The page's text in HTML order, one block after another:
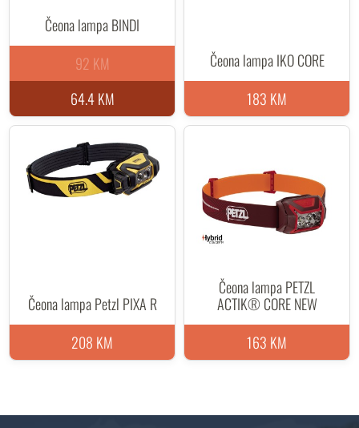
Čeona lampa BINDI
64.4 KM
92 KM
Čeona lampa IKO CORE
183 KM
Čeona lampa Petzl PIXA R
208 KM
Čeona lampa PETZL
ACTIK® CORE NEW
163 KM